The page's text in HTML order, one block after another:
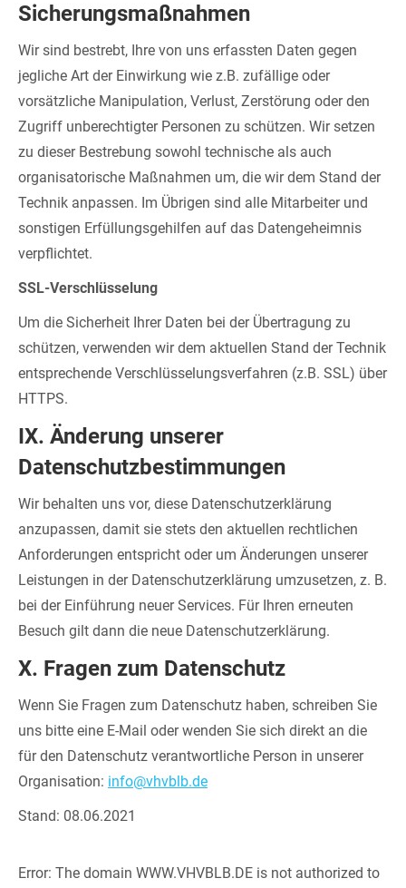
Sicherungsmaßnahmen
Wir sind bestrebt, Ihre von uns erfassten Daten gegen
jegliche Art der Einwirkung wie z.B. zufällige oder
vorsätzliche Manipulation, Verlust, Zerstörung oder den
Zugriff unberechtigter Personen zu schützen. Wir setzen
zu dieser Bestrebung sowohl technische als auch
organisatorische Maßnahmen um, die wir dem Stand der
Technik anpassen. Im Übrigen sind alle Mitarbeiter und
sonstigen Erfüllungsgehilfen auf das Datengeheimnis
verpflichtet.
SSL-Verschlüsselung
Um die Sicherheit Ihrer Daten bei der Übertragung zu
schützen, verwenden wir dem aktuellen Stand der Technik
entsprechende Verschlüsselungsverfahren (z.B. SSL) über
HTTPS.
IX. Änderung unserer
Datenschutzbestimmungen
Wir behalten uns vor, diese Datenschutzerklärung
anzupassen, damit sie stets den aktuellen rechtlichen
Anforderungen entspricht oder um Änderungen unserer
Leistungen in der Datenschutzerklärung umzusetzen, z. B.
bei der Einführung neuer Services. Für Ihren erneuten
Besuch gilt dann die neue Datenschutzerklärung.
X. Fragen zum Datenschutz
Wenn Sie Fragen zum Datenschutz haben, schreiben Sie
uns bitte eine E-Mail oder wenden Sie sich direkt an die
für den Datenschutz verantwortliche Person in unserer
Organisation: info@vhvblb.de
Stand: 08.06.2021
Error: The domain WWW.VHVBLB.DE is not authorized to